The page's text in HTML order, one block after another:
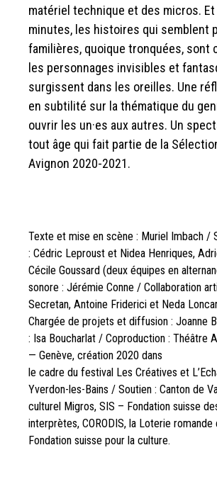
matériel technique et des micros.
minutes, les histoires qui semblent
familières, quoique tronquées, sont
les personnages invisibles et
surgissent dans les oreilles. Une
en subtilité sur la thématique du
ouvrir les un·es aux autres. Un
tout âge qui fait partie de la
Avignon 2020-2021.
Texte et mise en scène : Muriel Imbach /
: Cédric Leproust et Nidea Henriques,
Cécile Goussard (deux équipes en
sonore : Jérémie Conne / Collaboration
Secretan, Antoine Friderici et Neda
Chargée de projets et diffusion : Joanne
: Isa Boucharlat / Coproduction : Théâtre
— Genève, création 2020 dans
le cadre du festival Les Créatives et
Yverdon-les-Bains / Soutien : Canton de
culturel Migros, SIS – Fondation suisse
interprètes, CORODIS, la Loterie
Fondation suisse pour la culture.